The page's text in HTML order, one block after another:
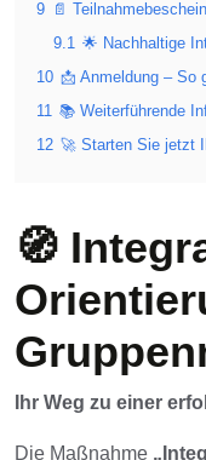
9
📄
9.1 🌟 Nachhaltige
10 📩 Anmeldung – So
11 📚 Weiterführende
12 🚀 Starten Sie jetzt
🧭
Ihr Weg zu einer
Die Maßnahme